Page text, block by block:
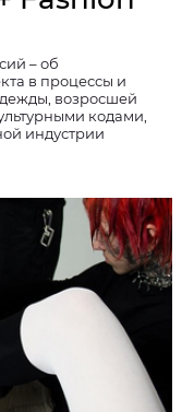
– об
в процессы и
возросшей
кодами,
индустрии